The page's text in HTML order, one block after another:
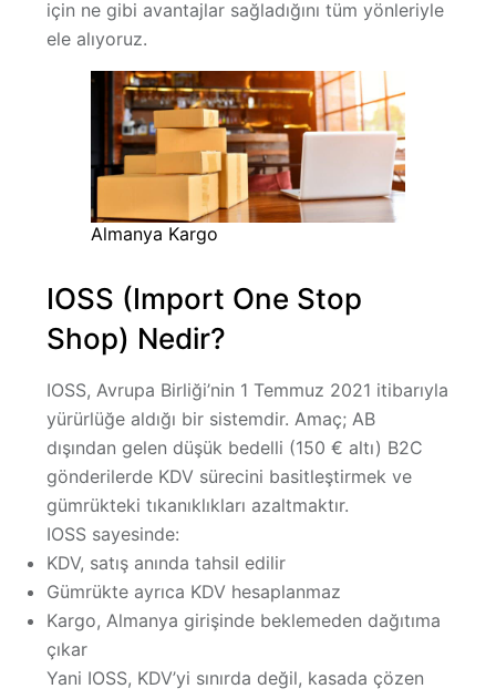
için ne gibi avantajlar sağladığını tüm yönleriyle
ele alıyoruz.
Almanya Kargo
IOSS (Import One Stop
Shop) Nedir?
IOSS, Avrupa Birliği’nin 1 Temmuz 2021 itibarıyla
yürürlüğe aldığı bir sistemdir. Amaç; AB
dışından gelen düşük bedelli (150 € altı) B2C
gönderilerde KDV sürecini basitleştirmek ve
gümrükteki tıkanıklıkları azaltmaktır.
IOSS sayesinde:
KDV, satış anında tahsil edilir
Gümrükte ayrıca KDV hesaplanmaz
Kargo, Almanya girişinde beklemeden dağıtıma
çıkar
Yani IOSS, KDV’yi sınırda değil, kasada çözen